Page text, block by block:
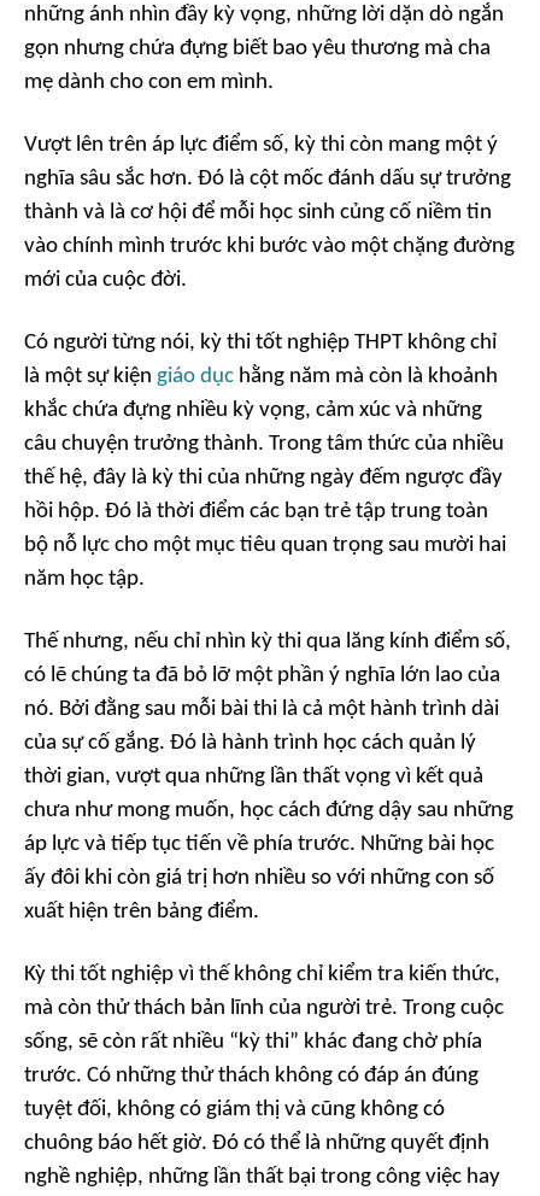
những ánh nhìn đầy kỳ vọng, những lời dặn dò ngắn
gọn nhưng chứa đựng biết bao yêu thương mà cha
mẹ dành cho con em mình.
Vượt lên trên áp lực điểm số, kỳ thi còn mang một ý
nghĩa sâu sắc hơn. Đó là cột mốc đánh dấu sự trưởng
thành và là cơ hội để mỗi học sinh củng cố niềm tin
vào chính mình trước khi bước vào một chặng đường
mới của cuộc đời.
Có người từng nói, kỳ thi tốt nghiệp THPT không chỉ
là một sự kiện giáo dục hằng năm mà còn là khoảnh
khắc chứa đựng nhiều kỳ vọng, cảm xúc và những
câu chuyện trưởng thành. Trong tâm thức của nhiều
thế hệ, đây là kỳ thi của những ngày đếm ngược đầy
hồi hộp. Đó là thời điểm các bạn trẻ tập trung toàn
bộ nỗ lực cho một mục tiêu quan trọng sau mười hai
năm học tập.
Thế nhưng, nếu chỉ nhìn kỳ thi qua lăng kính điểm số,
có lẽ chúng ta đã bỏ lỡ một phần ý nghĩa lớn lao của
nó. Bởi đằng sau mỗi bài thi là cả một hành trình dài
của sự cố gắng. Đó là hành trình học cách quản lý
thời gian, vượt qua những lần thất vọng vì kết quả
chưa như mong muốn, học cách đứng dậy sau những
áp lực và tiếp tục tiến về phía trước. Những bài học
ấy đôi khi còn giá trị hơn nhiều so với những con số
xuất hiện trên bảng điểm.
Kỳ thi tốt nghiệp vì thế không chỉ kiểm tra kiến thức,
mà còn thử thách bản lĩnh của người trẻ. Trong cuộc
sống, sẽ còn rất nhiều “kỳ thi” khác đang chờ phía
trước. Có những thử thách không có đáp án đúng
tuyệt đối, không có giám thị và cũng không có
chuông báo hết giờ. Đó có thể là những quyết định
nghề nghiệp, những lần thất bại trong công việc hay